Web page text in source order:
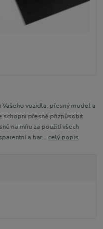
Vašeho vozidla, přesný model a
schopni přesně přizpůsobit
na míru za použití všech
a bar... celý popis